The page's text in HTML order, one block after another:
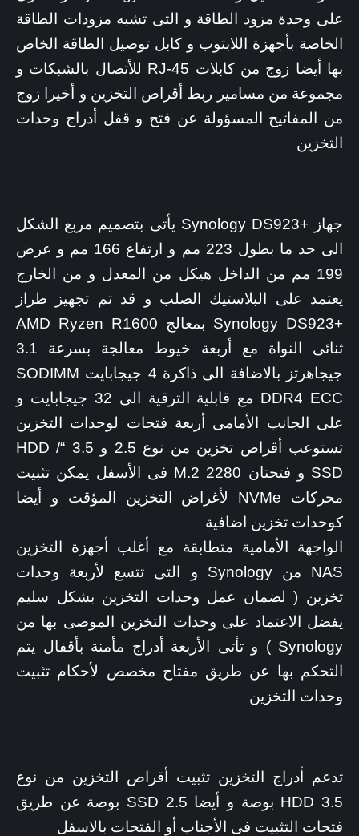
على وحدة مزود الطاقة و التى تشبه مزودات الطاقة
الخاصة بأجهزة اللابتوب و كابل توصيل الطاقة الخاص
بها أيضا زوج من كابلات RJ-45 للأتصال بالشبكات و
مجموعة من مسامير ربط أقراص التخزين و أخيرا زوج
من المفاتيح المسؤولة عن فتح و قفل أدراج وحدات
التخزين
جهاز +Synology DS923 يأتى بتصميم مربع الشكل
الى حد ما بطول 223 مم و ارتفاع 166 مم و عرض
199 مم من الداخل هيكل من المعدل و من الخارج
يعتمد على البلاستيك الصلب و قد تم تجهيز طراز
+Synology DS923 بمعالج AMD Ryzen R1600
ثنائى النواة مع أربعة خيوط معالجة بسرعة 3.1
جيجاهرتز بالاضافة الى ذاكرة 4 جيجابايت SODIMM
DDR4 ECC مع قابلية الترقية الى 32 جيجابايت و
على الجانب الأمامى أربعة فتحات لوحدات التخزين
تستوعب أقراص تخزين من نوع 2.5 و 3.5 “HDD /
SSD و فتحتان M.2 2280 فى الأسفل يمكن تثبيت
محركات NVMe لأغراض التخزين المؤقت و أيضا
كوحدات تخزين اضافية
الواجهة الأمامية متطابقة مع أغلب أجهزة التخزين
NAS من Synology و التى تتسع لأربعة وحدات
تخزين ( لضمان عمل وحدات التخزين بشكل سليم
يفضل الاعتماد على وحدات التخزين الموصى بها من
Synology ) و تأتى الأربعة أدراج مأمنة بأقفال يتم
التحكم بها عن طريق مفتاح مخصص لأحكام تثبيت
وحدات التخزين
تدعم أدراج التخزين تثبيت أقراص التخزين من نوع
HDD 3.5 بوصة و أيضا SSD 2.5 بوصة عن طريق
فتحات التثبيت فى الأجناب أو الفتحات بالاسفل